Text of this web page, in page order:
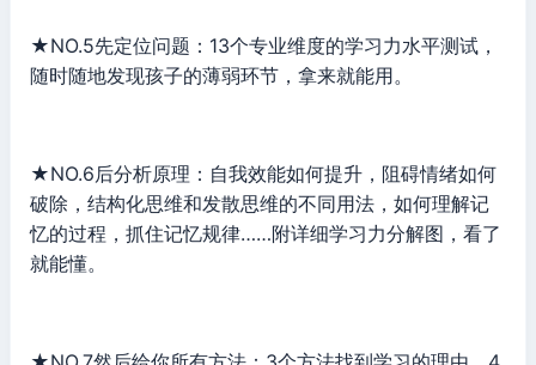
★NO.5先定位问题：13个专业维度的学习力水平测试，
随时随地发现孩子的薄弱环节，拿来就能用。
★NO.6后分析原理：自我效能如何提升，阻碍情绪如何
破除，结构化思维和发散思维的不同用法，如何理解记
忆的过程，抓住记忆规律……附详细学习力分解图，看了
就能懂。